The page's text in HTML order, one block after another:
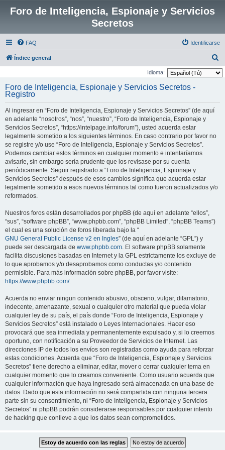
Foro de Inteligencia, Espionaje y Servicios
Secretos
FAQ Identificarse
Índice general
u
Idioma:
Foro de Inteligencia, Espionaje y Servicios Secretos -
Registro
Al ingresar en “Foro de Inteligencia, Espionaje y Servicios Secretos” (de aquí
en adelante “nosotros”, “nos”, “nuestro”, “Foro de Inteligencia, Espionaje y
Servicios Secretos”, “https://intelpage.info/forum”), usted acuerda estar
legalmente sometido a los siguientes términos. En caso contrario por favor no
se registre y/o use “Foro de Inteligencia, Espionaje y Servicios Secretos”.
Podemos cambiar estos términos en cualquier momento e intentaríamos
avisarle, sin embargo sería prudente que los revisase por su cuenta
periódicamente. Seguir registrado a “Foro de Inteligencia, Espionaje y
Servicios Secretos” después de esos cambios significa que acuerda estar
legalmente sometido a esos nuevos términos tal como fueron actualizados y/o
reformados.
Nuestros foros están desarrollados por phpBB (de aquí en adelante “ellos”,
“sus”, “software phpBB”, “www.phpbb.com”, “phpBB Limited”, “phpBB Teams”)
el cual es una solución de foros liberada bajo la “
GNU General Public License v2 en Ingles” (de aquí en adelante “GPL”) y
puede ser descargada de www.phpbb.com. El software phpBB solamente
facilita discusiones basadas en Internet y la GPL estrictamente los excluye de
lo que aprobamos y/o desaprobamos como conductas y/o contenido
permisible. Para más información sobre phpBB, por favor visite:
https://www.phpbb.com/.
Acuerda no enviar ningun contenido abusivo, obsceno, vulgar, difamatorio,
indecente, amenazante, sexual o cualquier otro material que pueda violar
cualquier ley de su país, el país donde “Foro de Inteligencia, Espionaje y
Servicios Secretos” está instalado o Leyes Internacionales. Hacer eso
provocará que sea inmediata y permanentemente expulsado y, si lo creemos
oportuno, con notificación a su Proveedor de Servicios de Internet. Las
direcciones IP de todos los envíos son registradas como ayuda para reforzar
estas condiciones. Acuerda que “Foro de Inteligencia, Espionaje y Servicios
Secretos” tiene derecho a eliminar, editar, mover o cerrar cualquier tema en
cualquier momento que lo creamos conveniente. Como usuario acuerda que
cualquier información que haya ingresado será almacenada en una base de
datos. Dado que esta información no será compartida con ninguna tercera
parte sin su consentimiento, ni “Foro de Inteligencia, Espionaje y Servicios
Secretos” ni phpBB podrán considerarse responsables por cualquier intento
de hacking que conlleve a que los datos sean comprometidos.